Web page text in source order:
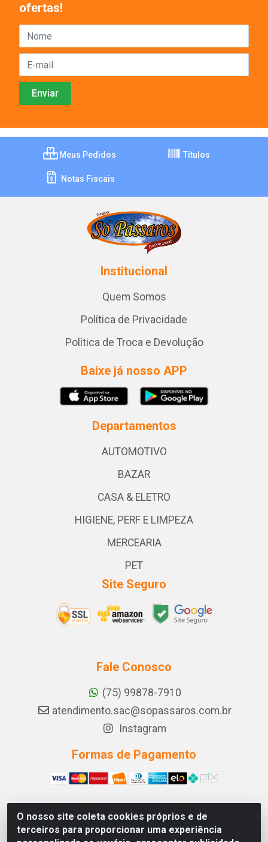
O nosso site coleta cookies próprios e de
terceiros para proporcionar uma experiência
ofertas!
Meus Pedidos Títulos
Notas Fiscais
Institucional
Quem Somos
Política de Privacidade
Política de Troca e Devolução
Baixe já nosso APP
Departamentos
AUTOMOTIVO
BAZAR
CASA & ELETRO
HIGIENE, PERF E LIMPEZA
MERCEARIA
PET
Site Seguro
Fale Conosco
(75) 99878-7910
atendimento.sac@sopassaros.com.br
Instagram
Formas de Pagamento
A PINA DOS SANTOS DELEZZOTTE LTDA - RODOVIA BA
233, 27 - ZONA RURAL, ITABERABA/BA - CEP 46.880-